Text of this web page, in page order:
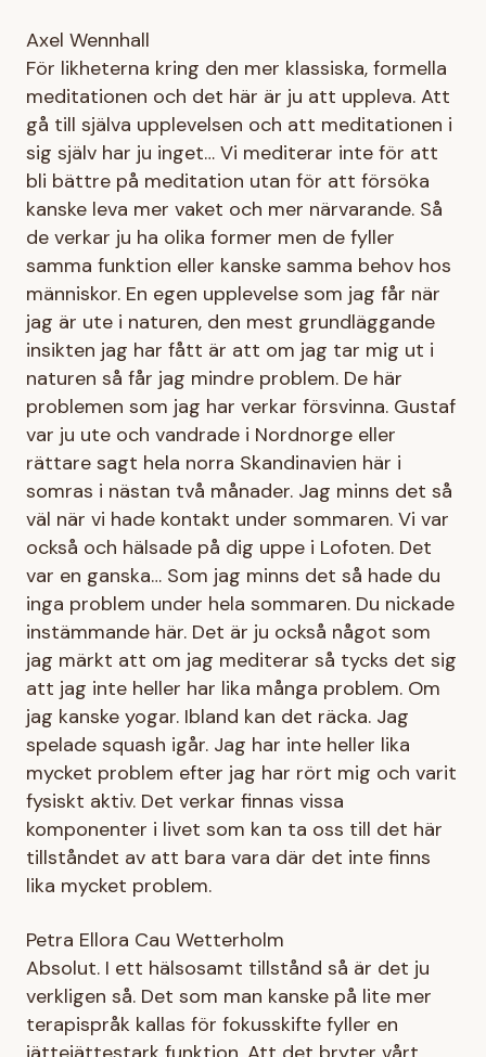
Axel Wennhall
För likheterna kring den mer klassiska, formella
meditationen och det här är ju att uppleva. Att
gå till själva upplevelsen och att meditationen i
sig själv har ju inget… Vi mediterar inte för att
bli bättre på meditation utan för att försöka
kanske leva mer vaket och mer närvarande. Så
de verkar ju ha olika former men de fyller
samma funktion eller kanske samma behov hos
människor. En egen upplevelse som jag får när
jag är ute i naturen, den mest grundläggande
insikten jag har fått är att om jag tar mig ut i
naturen så får jag mindre problem. De här
problemen som jag har verkar försvinna. Gustaf
var ju ute och vandrade i Nordnorge eller
rättare sagt hela norra Skandinavien här i
somras i nästan två månader. Jag minns det så
väl när vi hade kontakt under sommaren. Vi var
också och hälsade på dig uppe i Lofoten. Det
var en ganska… Som jag minns det så hade du
inga problem under hela sommaren. Du nickade
instämmande här. Det är ju också något som
jag märkt att om jag mediterar så tycks det sig
att jag inte heller har lika många problem. Om
jag kanske yogar. Ibland kan det räcka. Jag
spelade squash igår. Jag har inte heller lika
mycket problem efter jag har rört mig och varit
fysiskt aktiv. Det verkar finnas vissa
komponenter i livet som kan ta oss till det här
tillståndet av att bara vara där det inte finns
lika mycket problem.
Petra Ellora Cau Wetterholm
Absolut. I ett hälsosamt tillstånd så är det ju
verkligen så. Det som man kanske på lite mer
terapispråk kallas för fokusskifte fyller en